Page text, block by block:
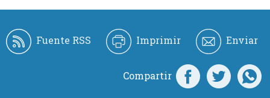
Fuente RSS Imprimir Enviar
Compartir